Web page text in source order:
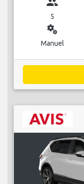
group
5
miscellaneous_services
Manuel